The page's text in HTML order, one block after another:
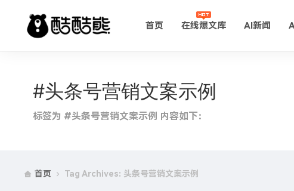
首页 在线爆文库 AI新闻
#头条号营销文案示例
标签为 #头条号营销文案示例 内容如下：
首页 Tag Archives: 头条号营销文案示例